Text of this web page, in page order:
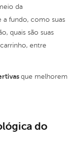
da
a fundo, como suas
quais são suas
entre
que melhorem
do